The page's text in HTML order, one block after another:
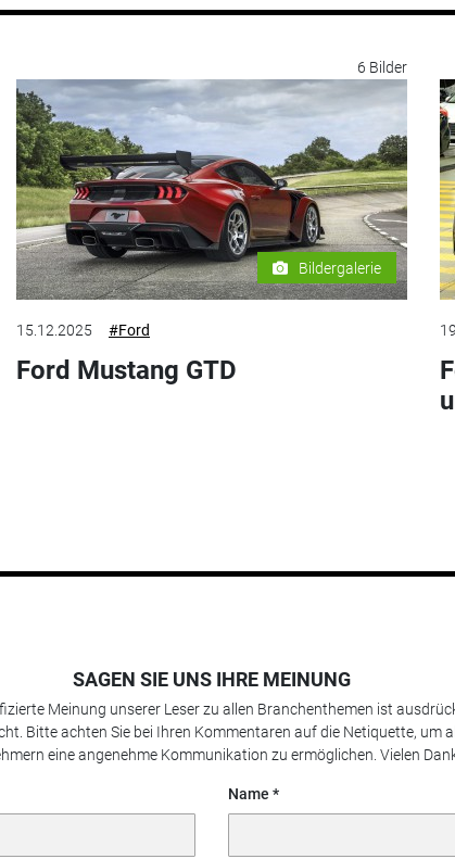
6 Bilder
Bildergalerie
15.12.2025 #Ford
Ford Mustang GTD
SAGEN SIE UNS IHRE MEINUNG
Meinung unserer Leser zu allen Branchenthemen ist
Bitte achten Sie bei Ihren Kommentaren auf die Netiquette, um
eine angenehme Kommunikation zu ermöglichen. Vielen
Name